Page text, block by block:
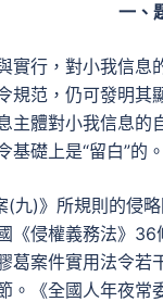
一、
實行，對小我信
規范，仍可發明
主體對小我信息
礎上是“留白”的。
(九)》所規則的侵
《侵權義務法》
葛案件實用法令
。《全國人年夜